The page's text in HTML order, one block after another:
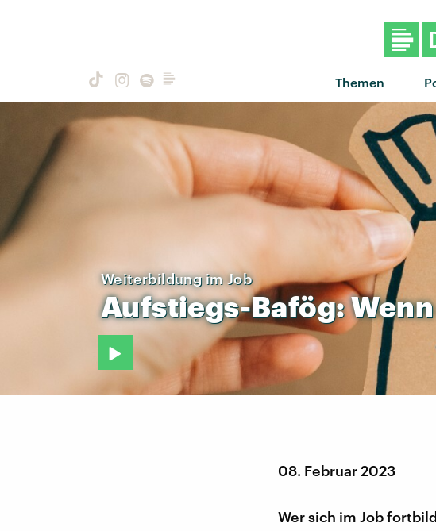
Themen
Weiterbildung im Job
Aufstiegs-Bafög:Wenn
08. Februar 2023
Wer sich im Job